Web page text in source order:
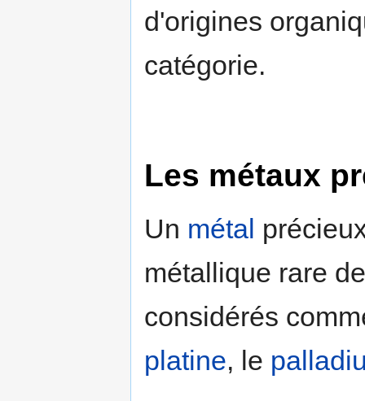
d'origines
catégorie.
Les métaux
Un métal
métallique rare
considérés
platine, le